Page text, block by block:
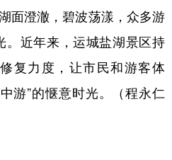
能源 会展
时尚 悦读
亚太网 上市公司
澄澈，碧波荡漾，众多游
。近年来，运城盐湖景区持
复力度，让市民和游客体
游”的惬意时光。（程永仁